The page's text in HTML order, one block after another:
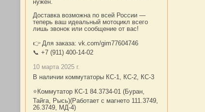
нужен.
Доставка возможна по всей России —
теперь ваш идеальный мотоцикл всего
лишь звонок или сообщение от вас!
👉 Для заказа: vk.com/gim77604746
📞 +7 (911) 400-14-02
10 марта 2025 г.
В наличии коммутаторы КС-1, КС-2, КС-3
⭐Коммутатор КС-1 84.3734-01 (Буран,
Тайга, Рысь)(Работает с магнето 111.3749,
26.3749, МД-4)